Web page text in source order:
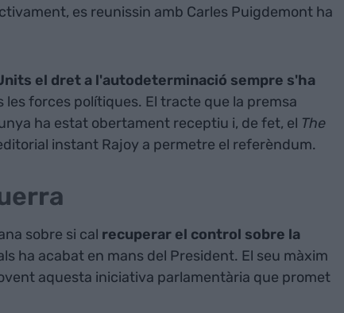
es reunissin amb Carles Puigdemont ha
el dret a l'autodeterminació sempre s'ha
forces polítiques. El tracte que la premsa
ha estat obertament receptiu i, de fet, el The
instant Rajoy a permetre el referèndum.
sobre si cal recuperar el control sobre la
ha acabat en mans del President. El seu màxim
aquesta iniciativa parlamentària que promet